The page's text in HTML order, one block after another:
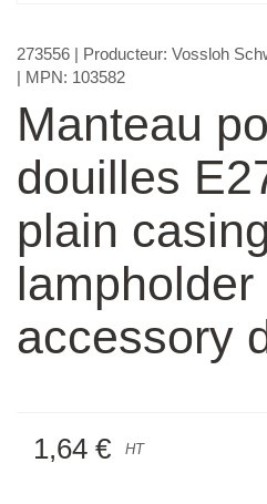
273556 | Producteur: Vossloh
| MPN: 103582
Manteau
douilles
plain
lampholder
accessory
1,64 € HT